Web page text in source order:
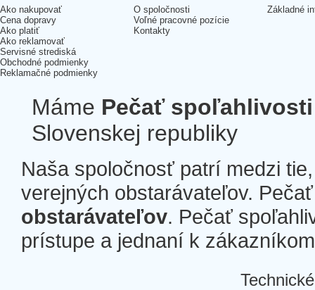
Ako nakupovať
Cena dopravy
Ako platiť
Ako reklamovať
Servisné strediská
Obchodné podmienky
Reklamačné podmienky
O spoločnosti
Voľné pracovné pozície
Kontakty
Základné
Máme Pečať spoľahlivosti
Slovenskej republiky
Naša spoločnosť patrí medzi
verejných obstarávateľov.
obstarávateľov. Pečať
prístupe a jednaní k